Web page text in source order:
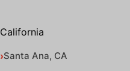
California
Santa Ana, CA